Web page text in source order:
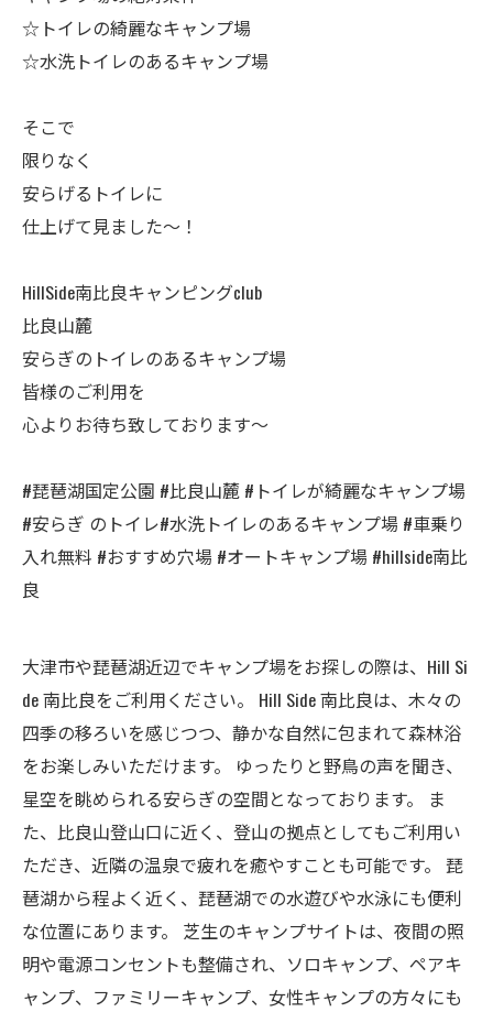
☆トイレの綺麗なキャンプ場
☆水洗トイレのあるキャンプ場
そこで
限りなく
安らげるトイレに
仕上げて見ました～！
HillSide南比良キャンピングclub
比良山麓
安らぎのトイレのあるキャンプ場
皆様のご利用を
心よりお待ち致しております～
#琵琶湖国定公園 #比良山麓 #トイレが綺麗なキャンプ場
#安らぎ のトイレ#水洗トイレのあるキャンプ場 #車乗り
入れ無料 #おすすめ穴場 #オートキャンプ場 #hillside南比
良
大津市や琵琶湖近辺でキャンプ場をお探しの際は、Hill Si
de 南比良をご利用ください。 Hill Side 南比良は、木々の
四季の移ろいを感じつつ、静かな自然に包まれて森林浴
をお楽しみいただけます。 ゆったりと野鳥の声を聞き、
星空を眺められる安らぎの空間となっております。 ま
た、比良山登山口に近く、登山の拠点としてもご利用い
ただき、近隣の温泉で疲れを癒やすことも可能です。 琵
琶湖から程よく近く、琵琶湖での水遊びや水泳にも便利
な位置にあります。 芝生のキャンプサイトは、夜間の照
明や電源コンセントも整備され、ソロキャンプ、ペアキ
ャンプ、ファミリーキャンプ、女性キャンプの方々にも